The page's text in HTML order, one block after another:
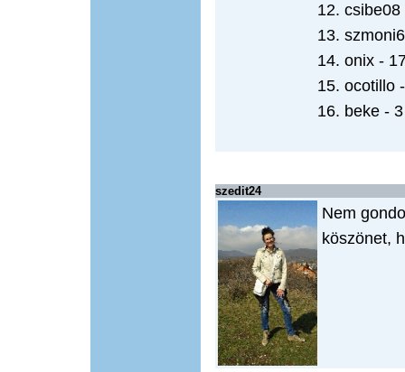
12.
13.
14. onix -
15. ocotillo
16. beke -
szedit24
Nem
köszönet,